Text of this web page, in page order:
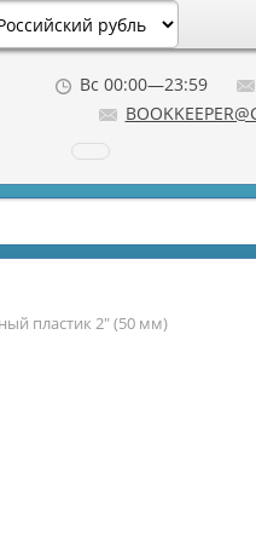
Вс 00:00—23:59
пластик 2" (50 мм)